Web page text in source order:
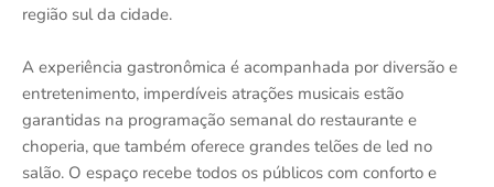
região sul da cidade.
A experiência gastronômica é acompanhada por diversão e
entretenimento, imperdíveis atrações musicais estão
garantidas na programação semanal do restaurante e
choperia, que também oferece grandes telões de led no
salão. O espaço recebe todos os públicos com conforto e